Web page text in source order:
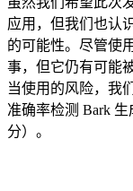
应用，但我们也认
的可能性。尽管使
事，但它仍有可能
当使用的风险，我
准确率检测 Bark 生
分）。